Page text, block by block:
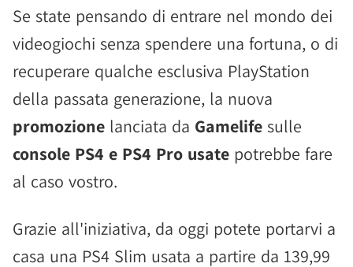
Se state pensando di entrare nel mondo dei
videogiochi senza spendere una fortuna, o di
recuperare qualche esclusiva PlayStation
della passata generazione, la nuova
promozione lanciata da Gamelife sulle
console PS4 e PS4 Pro usate potrebbe fare
al caso vostro.
Grazie all'iniziativa, da oggi potete portarvi a
casa una PS4 Slim usata a partire da 139,99